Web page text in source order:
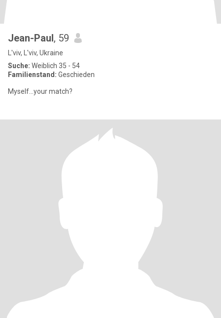
Jean-Paul, 59
L'viv, L'viv, Ukraine
Suche: Weiblich 35 - 54
Familienstand: Geschieden
Myself...your match?